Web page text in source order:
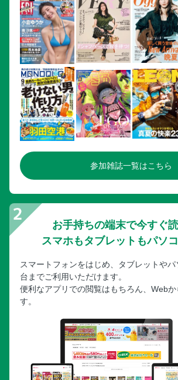
参加雑誌一覧はこちら
お手持ちの端末で今すぐ読
スマホもタブレットもパソ
スマートフォンをはじめ、タブレットや
台までご利用いただけます。
便利なアプリでの閲覧はもちろん、Web
す。